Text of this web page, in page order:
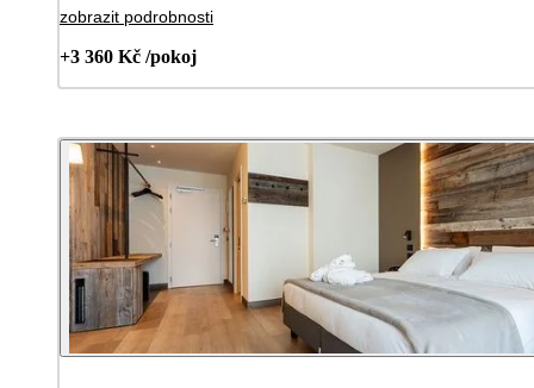
zobrazit podrobnosti
+3 360 Kč /pokoj